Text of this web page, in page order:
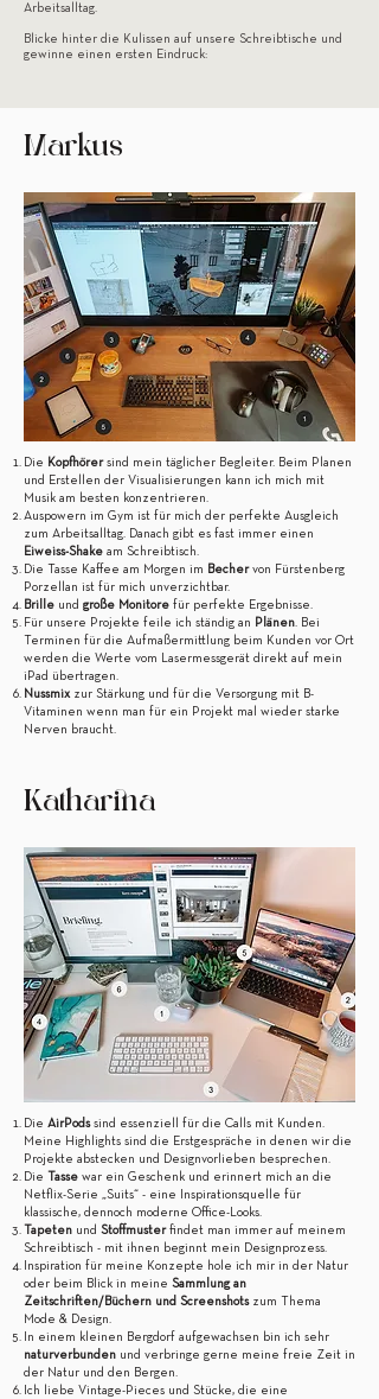
Arbeitsalltag.
Blicke hinter die Kulissen auf unsere Schreibtische und
gewinne einen ersten Eindruck:
Markus
Die Kopfhörersind mein täglicher Begleiter. Beim Planen
und Erstellen der Visualisierungen kann ich mich mit
Musik am besten konzentrieren.
Auspowern im Gym ist für mich der perfekte Ausgleich
zum Arbeitsalltag. Danach gibt es fast immer einen
Eiweiss-Shake am Schreibtisch.
Die Tasse Kaffee am Morgen im Bechervon Fürstenberg
Porzellan ist für mich unverzichtbar.
Brille und große Monitore für perfekte Ergebnisse.
Für unsere Projekte feile ich ständig an Plänen . Bei
Terminen für die Aufmaßermittlung beim Kunden vor Ort
werden die Werte vom Lasermessgerät direkt auf mein
iPad übertragen.
Nussmix zur Stärkung und für die Versorgung mit B-
Vitaminen wenn man für ein Projekt mal wieder starke
Nerven braucht.
Katharina
Die AirPodssind essenziell für die Calls mit Kunden.
Meine Highlights sind die Erstgespräche in denen wir die
Projekte abstecken und Designvorlieben besprechen.
Die Tasse war ein Geschenk und erinnert mich an die
Netflix-Serie „Suits“ - eine Inspirationsquelle für
klassische, dennoch moderne Office-Looks.
Tapeten und Stoffmusterfindet man immer auf meinem
Schreibtisch - mit ihnen beginnt mein Designprozess.
Inspiration für meine Konzepte hole ich mir in der Natur
oder beim Blick in meine Sammlung an
Zeitschriften/Büchern und Screenshotszum Thema
Mode & Design.
In einem kleinen Bergdorf aufgewachsen bin ich sehr
naturverbunden und verbringe gerne meine freie Zeit in
der Natur und den Bergen.
Ich liebe Vintage-Pieces und Stücke, die eine